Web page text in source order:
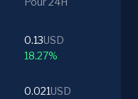
0.13USD
18.27%
0.021USD